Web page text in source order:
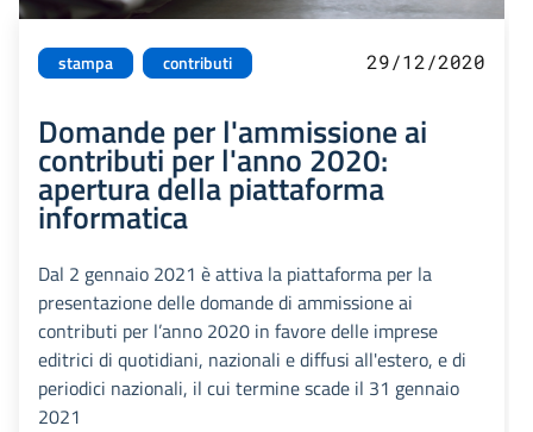
stampa contributi 29/12/2020
Domande per l'ammissione ai
contributi per l'anno 2020:
apertura della piattaforma
informatica
Dal 2 gennaio 2021 è attiva la piattaforma per la
presentazione delle domande di ammissione ai
contributi per l’anno 2020 in favore delle imprese
editrici di quotidiani, nazionali e diffusi all'estero, e di
periodici nazionali, il cui termine scade il 31 gennaio
2021